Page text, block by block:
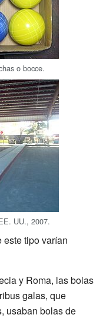
o bocce.
UU., 2007.
este tipo varían
y Roma, las bolas
galas, que
usaban bolas de